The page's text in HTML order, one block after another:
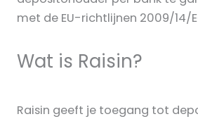
met de EU-richtlijnen 2009/14/
Wat is Raisin?
Raisin geeft je toegang tot